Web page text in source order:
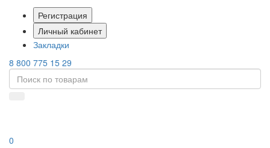
Регистрация
Личный кабинет
Закладки
8 800 775 15 29
0